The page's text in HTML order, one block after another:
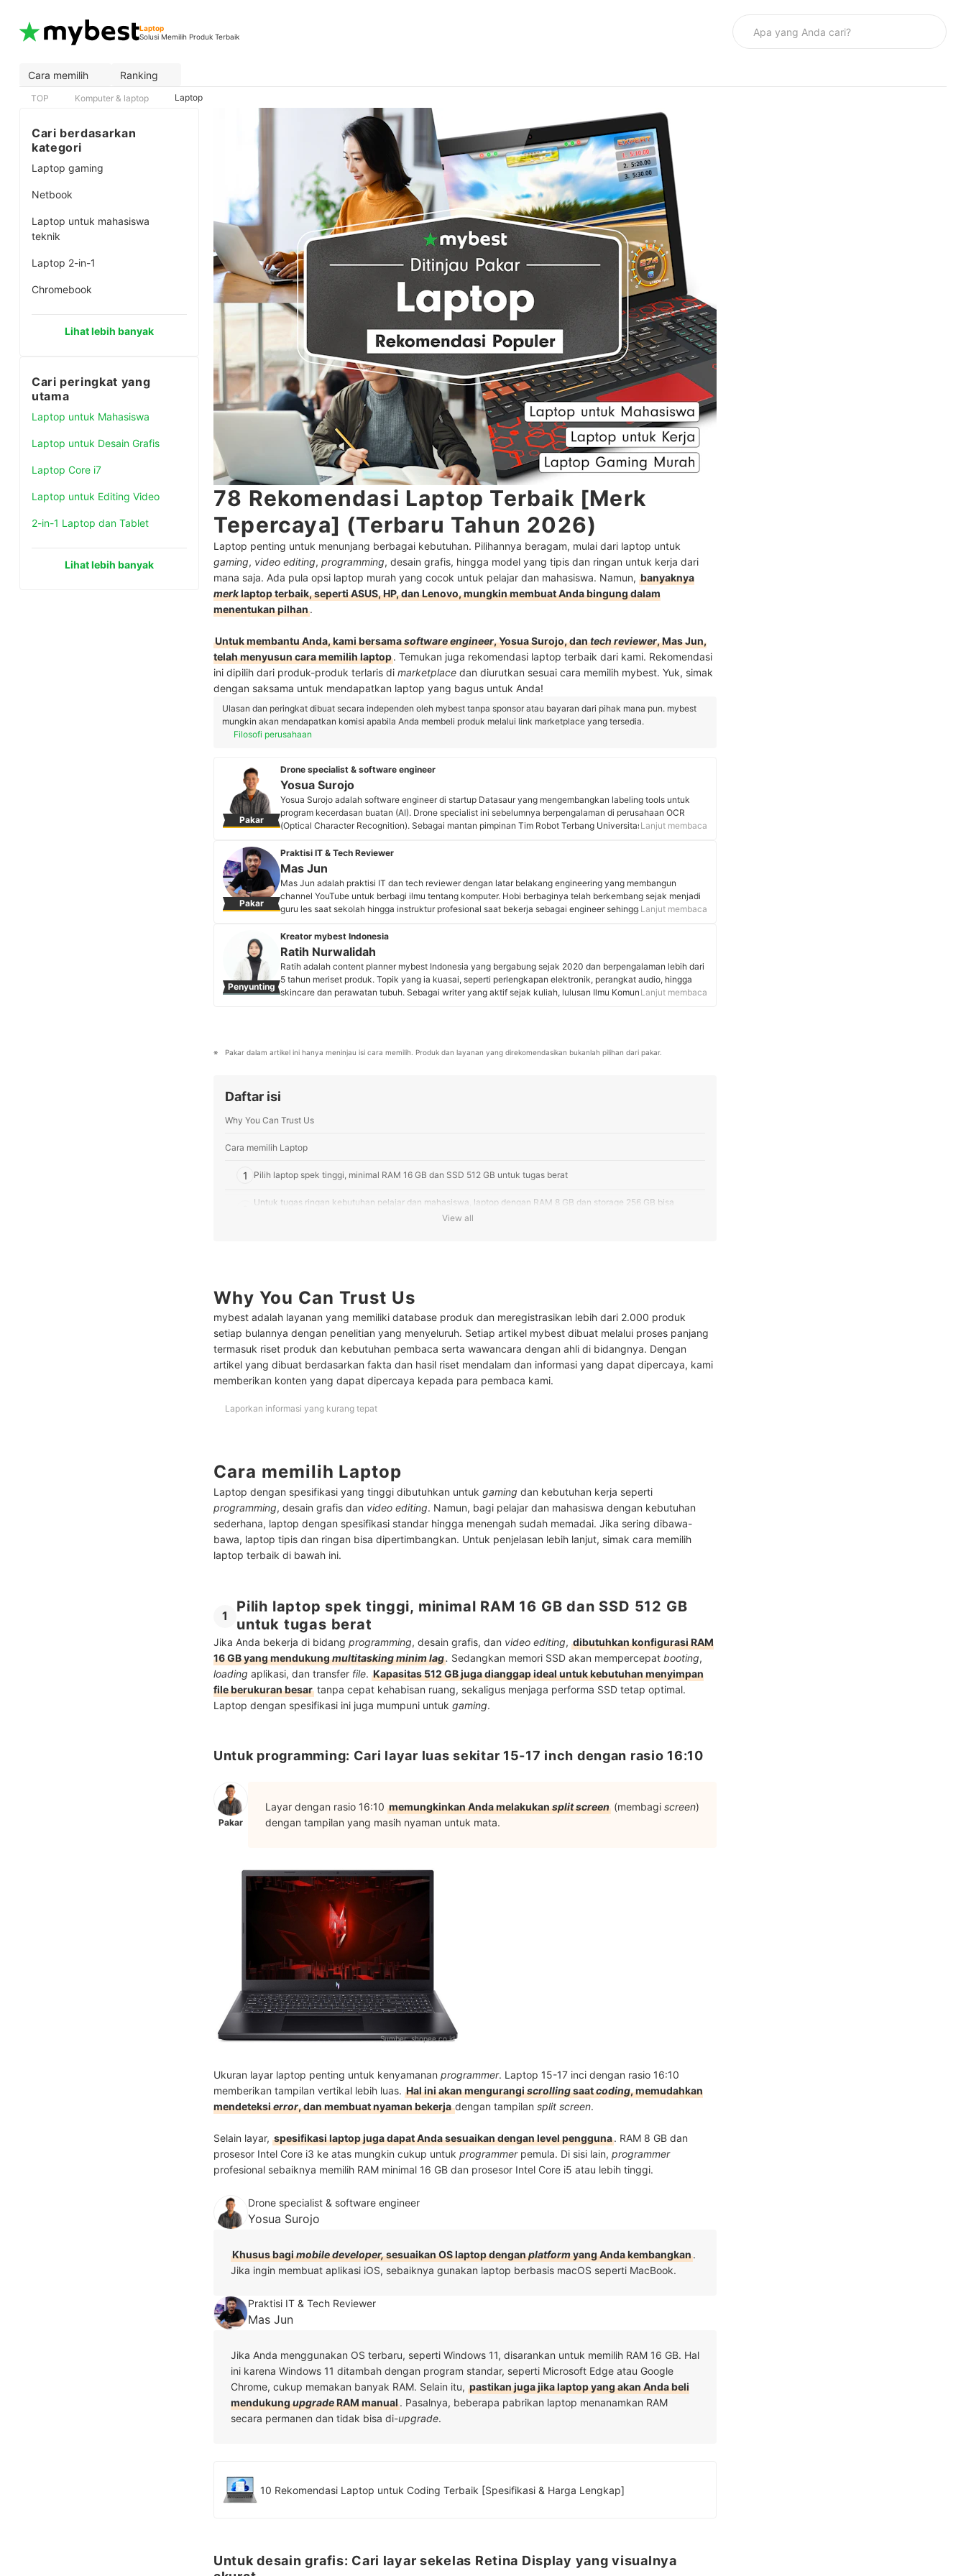
Laptop
Solusi Memilih Produk Terbaik
Cara memilih Ranking
TOP Komputer & laptop Laptop
Cari berdasarkan
kategori
Laptop gaming
Netbook
Laptop untuk mahasiswa
teknik
Laptop 2-in-1
Chromebook
Lihat lebih banyak
Cari peringkat yang
utama
Laptop untuk Mahasiswa
Laptop untuk Desain Grafis
Laptop Core i7
Laptop untuk Editing Video
2-in-1 Laptop dan Tablet
Lihat lebih banyak
78 Rekomendasi Laptop Terbaik [Merk
Tepercaya] (Terbaru Tahun 2026)
Laptop penting untuk menunjang berbagai kebutuhan. Pilihannya beragam, mulai dari laptop untuk
gaming, video editing, programming, desain grafis, hingga model yang tipis dan ringan untuk kerja dari
mana saja. Ada pula opsi laptop murah yang cocok untuk pelajar dan mahasiswa. Namun, banyaknya
merklaptop terbaik, seperti ASUS, HP, dan Lenovo, mungkin membuat Anda bingung dalam
menentukan pilhan.
Untuk membantu Anda, kami bersamasoftware engineer, Yosua Surojo, dantech reviewer, Mas Jun,
telah menyusun cara memilih laptop. Temukan juga rekomendasi laptop terbaik dari kami. Rekomendasi
ini dipilih dari produk-produk terlaris di marketplace dan diurutkan sesuai cara memilih mybest. Yuk, simak
dengan saksama untuk mendapatkan laptop yang bagus untuk Anda!
Ulasan dan peringkat dibuat secara independen oleh mybest tanpa sponsor atau bayaran dari pihak mana pun. mybest
mungkin akan mendapatkan komisi apabila Anda membeli produk melalui link marketplace yang tersedia.
Filosofi perusahaan
Pakar
Drone specialist & software engineer
Yosua Surojo
Yosua Surojo adalah software engineer di startup Datasaur yang mengembangkan labeling tools untuk
program kecerdasan buatan (AI). Drone specialist ini sebelumnya berpengalaman di perusahaan OCR
(Optical Character Recognition). Sebagai mantan pimpinan Tim Robot Terbang Universitas Indonesia,
yang diselenggarakan Kementerian Riset dan Teknologi. Kombinasi keahlian AI, pengalaman OCR, dan
latar belakang robotika menjadikannya profesional teknologi yang unik di industri kecerdasan buatan.
Profil Yosua Surojo
Lanjut membaca
Pakar
Praktisi IT & Tech Reviewer
Mas Jun
Mas Jun adalah praktisi IT dan tech reviewer dengan latar belakang engineering yang membangun
channel YouTube untuk berbagi ilmu tentang komputer. Hobi berbaginya telah berkembang sejak menjadi
guru les saat sekolah hingga instruktur profesional saat bekerja sebagai engineer sehingga mampu
menciptakan konten edukatif seputar teknologi untuk awam ataupun ahli dengan menggabungkan
keahlian teknis mendalam dan pengalaman langsung dalam menguji produk.
Profil Mas Jun
Lanjut membaca
Penyunting
Kreator mybest Indonesia
Ratih Nurwalidah
Ratih adalah content planner mybest Indonesia yang bergabung sejak 2020 dan berpengalaman lebih dari
5 tahun meriset produk. Topik yang ia kuasai, seperti perlengkapan elektronik, perangkat audio, hingga
skincare dan perawatan tubuh. Sebagai writer yang aktif sejak kuliah, lulusan Ilmu Komunikasi,Lanjut membaca
Pakar dalam artikel ini hanya meninjau isi cara memilih. Produk dan layanan yang direkomendasikan bukanlah pilihan dari pakar.
Daftar isi
Why You Can Trust Us
Cara memilih Laptop
1 Pilih laptop spek tinggi, minimal RAM 16 GB dan SSD 512 GB untuk tugas berat
Untuk tugas ringan kebutuhan pelajar dan mahasiswa, laptop dengan RAM 8 GB dan storage 256 GB bisa
Peringkat Rekomendasi Laptop untuk Pelajar Terlaris
Peringkat Rekomendasi Laptop Gaming Murah Terlaris
Peringkat Rekomendasi Laptop Gaming Terlaris
Peringkat Rekomendasi Laptop untuk Kerja Terlaris
Peringkat Rekomendasi Laptop untuk Coding Terlaris
Peringkat Rekomendasi Laptop untuk Desain Grafis Terlaris
Peringkat Rekomendasi Laptop untuk Mahasiswa Teknik Terlaris
Berapa tahun laptop bertahan?
Baca juga rekomendasi laptop lainnya di sini
View all
Why You Can Trust Us
mybest adalah layanan yang memiliki database produk dan meregistrasikan lebih dari 2.000 produk
setiap bulannya dengan penelitian yang menyeluruh. Setiap artikel mybest dibuat melalui proses panjang
termasuk riset produk dan kebutuhan pembaca serta wawancara dengan ahli di bidangnya. Dengan
artikel yang dibuat berdasarkan fakta dan hasil riset mendalam dan informasi yang dapat dipercaya, kami
memberikan konten yang dapat dipercaya kepada para pembaca kami.
Laporkan informasi yang kurang tepat
Cara memilih Laptop
Laptop dengan spesifikasi yang tinggi dibutuhkan untuk gaming dan kebutuhan kerja seperti
programming, desain grafis dan video editing. Namun, bagi pelajar dan mahasiswa dengan kebutuhan
sederhana, laptop dengan spesifikasi standar hingga menengah sudah memadai. Jika sering dibawa-
bawa, laptop tipis dan ringan bisa dipertimbangkan. Untuk penjelasan lebih lanjut, simak cara memilih
laptop terbaik di bawah ini.
1
Pilih laptop spek tinggi, minimal RAM 16 GB dan SSD 512 GB
untuk tugas berat
Jika Anda bekerja di bidang programming, desain grafis, dan video editing, dibutuhkan konfigurasi RAM
16 GB yang mendukungmultitasking minim lag. Sedangkan memori SSD akan mempercepat booting,
loading aplikasi, dan transfer file. Kapasitas 512 GB juga dianggap ideal untuk kebutuhan menyimpan
file berukuran besar tanpa cepat kehabisan ruang, sekaligus menjaga performa SSD tetap optimal.
Laptop dengan spesifikasi ini juga mumpuni untuk gaming.
Untuk programming: Cari layar luas sekitar 15-17 inch dengan rasio 16:10
Pakar
Layar dengan rasio 16:10 memungkinkan Anda melakukansplit screen (membagi screen)
dengan tampilan yang masih nyaman untuk mata.
Sumber:shopee.co.id
Ukuran layar laptop penting untuk kenyamanan programmer. Laptop 15-17 inci dengan rasio 16:10
memberikan tampilan vertikal lebih luas. Hal ini akan mengurangiscrollingsaatcoding, memudahkan
mendeteksierror, dan membuat nyaman bekerjadengan tampilan split screen.
Selain layar, spesifikasi laptop juga dapat Anda sesuaikan dengan level pengguna. RAM 8 GB dan
prosesor Intel Core i3 ke atas mungkin cukup untuk programmerpemula. Di sisi lain, programmer
profesional sebaiknya memilih RAM minimal 16 GB dan prosesor Intel Core i5 atau lebih tinggi.
Drone specialist & software engineer
Yosua Surojo
Khusus bagimobile developer,sesuaikan OS laptop denganplatformyang Anda kembangkan.
Jika ingin membuat aplikasi iOS, sebaiknya gunakan laptop berbasis macOS seperti MacBook.
Praktisi IT & Tech Reviewer
Mas Jun
Jika Anda menggunakan OS terbaru, seperti Windows 11, disarankan untuk memilih RAM 16 GB. Hal
ini karena Windows 11 ditambah dengan program standar, seperti Microsoft Edge atau Google
Chrome, cukup memakan banyak RAM. Selain itu, pastikan juga jika laptop yang akan Anda beli
mendukungupgradeRAM manual. Pasalnya, beberapa pabrikan laptop menanamkan RAM
secara permanen dan tidak bisa di-upgrade.
10 Rekomendasi Laptop untuk Coding Terbaik [Spesifikasi & Harga Lengkap]
Untuk desain grafis: Cari layar sekelas Retina Display yang visualnya